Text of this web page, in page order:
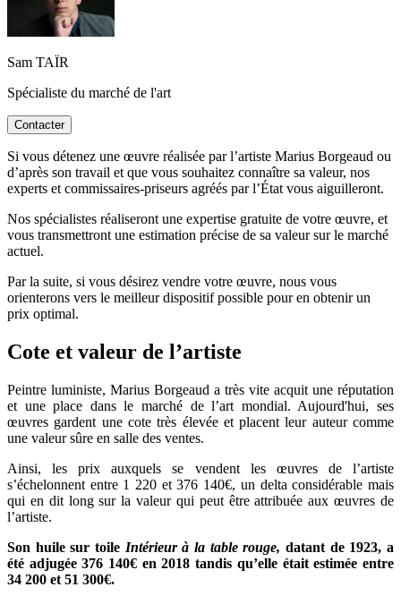
Sam TAÏR
Spécialiste du marché de l'art
Contacter
Si vous détenez une œuvre réalisée par l’artiste Marius Borgeaud ou
d’après son travail et que vous souhaitez connaître sa valeur, nos
experts et commissaires-priseurs agréés par l’État vous aiguilleront.
Nos spécialistes réaliseront une expertise gratuite de votre œuvre, et
vous transmettront une estimation précise de sa valeur sur le marché
actuel.
Par la suite, si vous désirez vendre votre œuvre, nous vous
orienterons vers le meilleur dispositif possible pour en obtenir un
prix optimal.
Cote et valeur de l’artiste
Peintre luministe, Marius Borgeaud a très vite acquit une réputation
et une place dans le marché de l’art mondial. Aujourd'hui, ses
œuvres gardent une cote très élevée et placent leur auteur comme
une valeur sûre en salle des ventes.
Ainsi, les prix auxquels se vendent les œuvres de l’artiste
s’échelonnent entre 1 220 et 376 140€, un delta considérable mais
qui en dit long sur la valeur qui peut être attribuée aux œuvres de
l’artiste.
Son huile sur toile Intérieur à la table rouge,datant de 1923, a
été adjugée 376 140€ en 2018 tandis qu’elle était estimée entre
34 200 et 51 300€.